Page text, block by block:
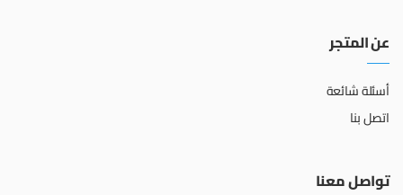
عن المتجر
أسئلة شائعة
اتصل بنا
تواصل معنا